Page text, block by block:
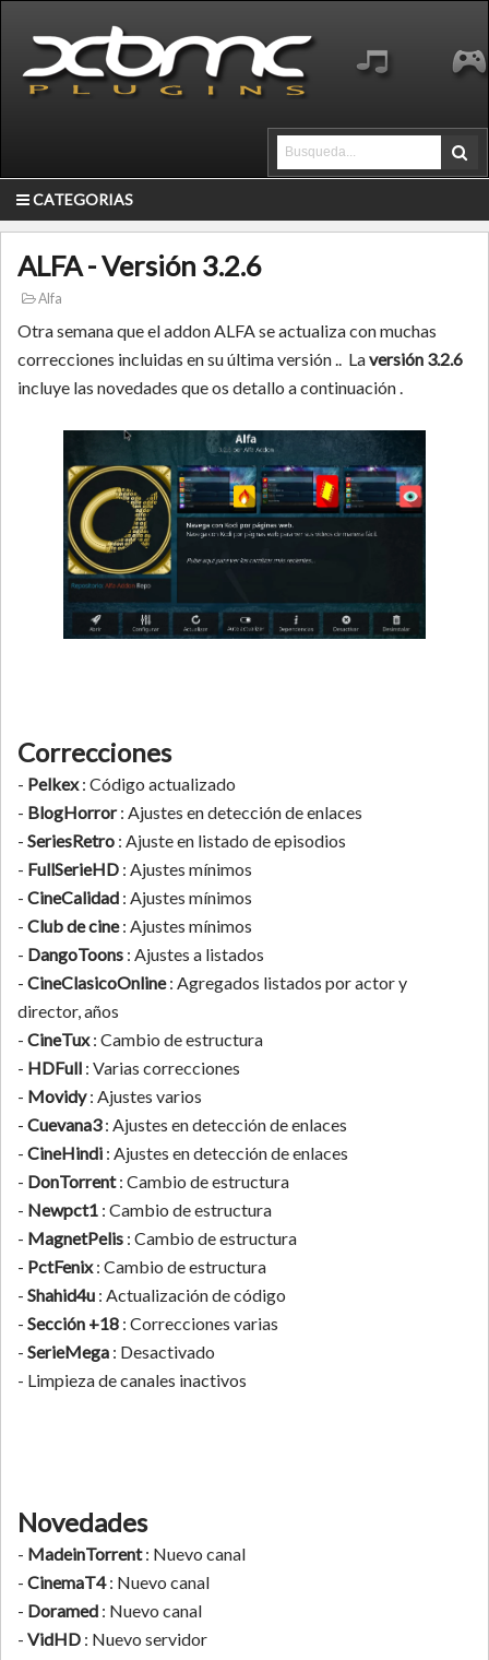
CATEGORIAS
ALFA - Versión 3.2.6
Alfa
Otra semana que el addon ALFA se actualiza con muchas
correcciones incluidas en su última versión .. Laversión 3.2.6
incluye las novedades que os detallo a continuación .
Correcciones
- Pelkex: Código actualizado
- BlogHorror: Ajustes en detección de enlaces
- SeriesRetro : Ajuste en listado de episodios
- FullSerieHD : Ajustes mínimos
- CineCalidad : Ajustes mínimos
- Club de cine: Ajustes mínimos
- DangoToons : Ajustes a listados
- CineClasicoOnline: Agregados listados por actor y
director, años
- CineTux: Cambio de estructura
- HDFull : Varias correcciones
- Movidy: Ajustes varios
- Cuevana3: Ajustes en detección de enlaces
- CineHindi : Ajustes en detección de enlaces
- DonTorrent: Cambio de estructura
- Newpct1 : Cambio de estructura
- MagnetPelis : Cambio de estructura
- PctFenix: Cambio de estructura
- Shahid4u : Actualización de código
- Sección +18 : Correcciones varias
- SerieMega : Desactivado
- Limpieza de canales inactivos
Novedades
- MadeinTorrent: Nuevo canal
- CinemaT4: Nuevo canal
- Doramed : Nuevo canal
- VidHD : Nuevo servidor